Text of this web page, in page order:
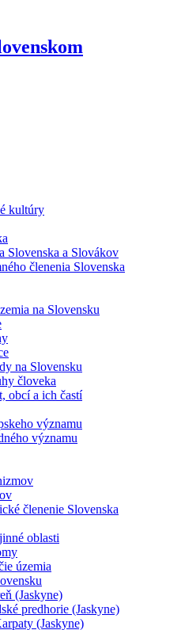
kultúry
Slovenska a Slovákov
členenia Slovenska
na Slovensku
na Slovensku
človeka
obcí a ich častí
významu
významu
členenie Slovenska
oblasti
územia
(Jaskyne)
predhorie (Jaskyne)
(Jaskyne)